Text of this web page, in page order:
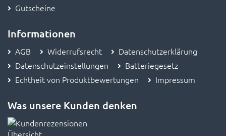
Gutscheine
Informationen
AGB Widerrufsrecht
Datenschutzerklärung
Datenschutzeinstellungen
Batteriegesetz
Echtheit von Produktbewertungen
Impressum
Was unsere Kunden denken